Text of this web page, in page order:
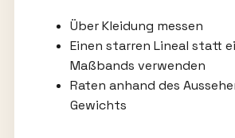
Über Kleidung messen
Einen starren Lineal statt
Maßbands verwenden
Raten anhand des
Gewichts